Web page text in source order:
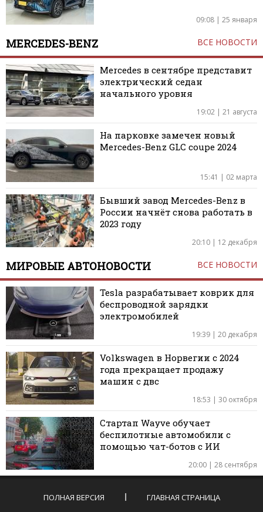
09:08 | 25 января
MERCEDES-BENZ ВСЕ НОВОСТИ
Mercedes в сентябре представит
электрический седан
начального уровня
19:02 | 21 августа
На парковке замечен новый
Mercedes-Benz GLC coupe 2024
15:41 | 02 марта
Бывший завод Mercedes-Benz в
России начнёт снова работать в
2023 году
20:10 | 12 декабря
МИРОВЫЕ АВТОНОВОСТИ ВСЕ НОВОСТИ
Tesla разрабатывает коврик для
беспроводной зарядки
электромобилей
19:39 | 20 декабря
Volkswagen в Норвегии с 2024
года прекращает продажу
машин с двс
18:53 | 30 октября
Стартап Wayve обучает
беспилотные автомобили с
помощью чат-ботов с ИИ
20:00 | 28 сентября
ПОЛНАЯ ВЕРСИЯ ГЛАВНАЯ СТРАНИЦА